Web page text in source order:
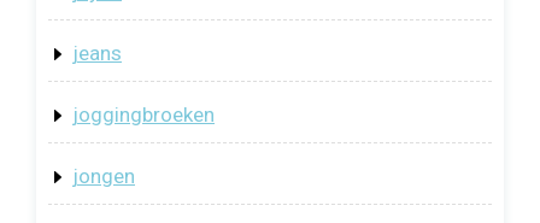
jeans
joggingbroeken
jongen